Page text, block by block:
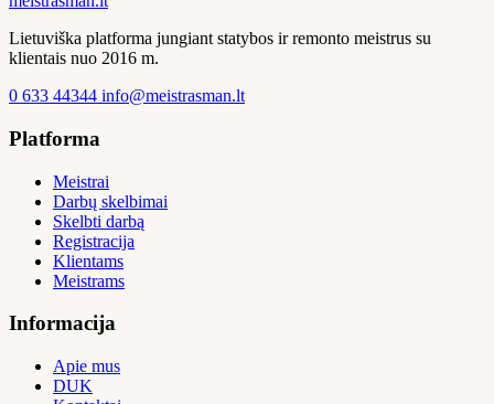
Lietuviška platforma jungiant statybos ir remonto meistrus su
klientais nuo 2016 m.
0 633 44344 info@meistrasman.lt
Platforma
Meistrai
Darbų skelbimai
Skelbti darbą
Registracija
Klientams
Meistrams
Informacija
Apie mus
DUK